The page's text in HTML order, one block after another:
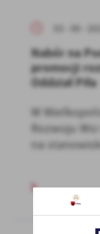
03 - 09 - 2025
Nabór na
promocji
Oddział Piła
W
Rozwoju
na